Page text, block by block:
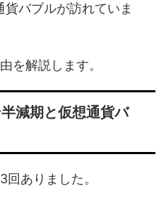
バブルが訪れていま
を解説します。
減期と仮想通貨バ
ありました。